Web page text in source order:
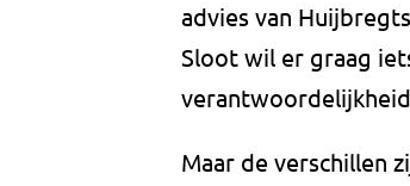
advies van
Sloot wil er graag
Maar de verschillen